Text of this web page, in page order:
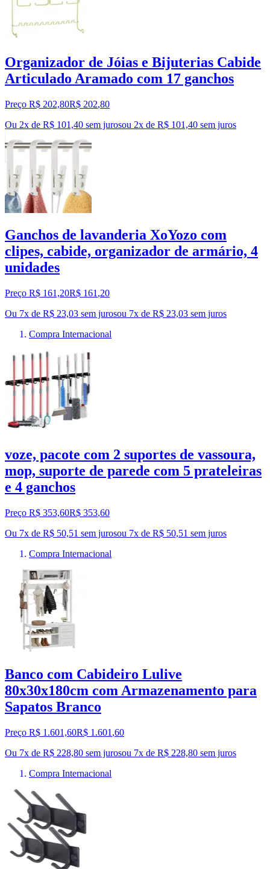
Organizador de Jóias e Bijuterias Cabide
Articulado Aramado com 17 ganchos
Preço R$ 202,80R$ 202,80
Ou 2x de R$ 101,40 sem jurosou 2x de R$ 101,40 sem juros
Ganchos de lavanderia XoYozo com
clipes, cabide, organizador de armário, 4
unidades
Preço R$ 161,20R$ 161 ,20
Ou 7x de R$ 23,03 sem jurosou 7x de R$ 23,03 sem juros
Compra Internacional
voze, pacote com 2 suportes de vassoura,
mop, suporte de parede com 5 prateleiras
e 4 ganchos
Preço R$ 353,60R$ 353,60
Ou 7x de R$ 50,51 sem jurosou 7x de R$ 50,51 sem juros
Compra Internacional
Banco com Cabideiro Lulive
80x30x180cm com Armazenamento para
Sapatos Branco
Preço R$ 1.601,60R$ 1.601 ,60
Ou 7x de R$ 228,80 sem jurosou 7x de R$ 228,80 sem juros
Compra Internacional